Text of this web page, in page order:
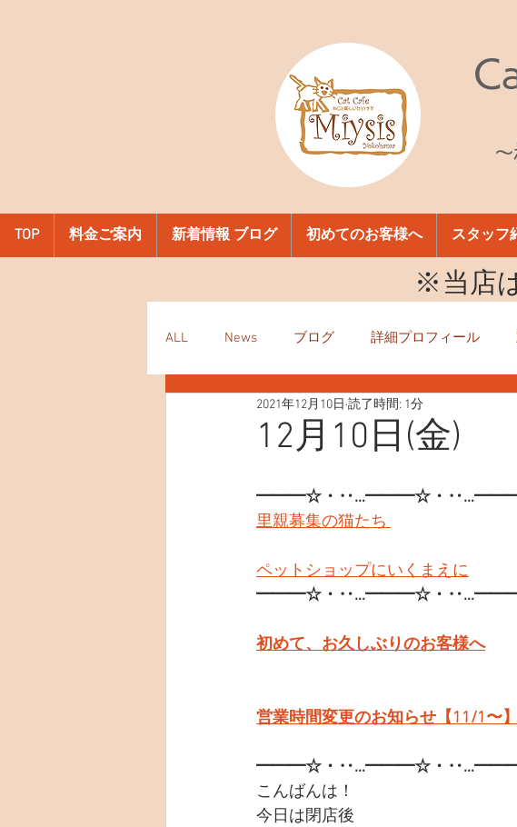
TOP 料金ご案内 新着情報 ブログ 初めてのお客様へ スタッフ
​※当店
ALL News ブログ 詳細プロフィール
12月10日(金)
2021年12月10日 読了時間: 1分
━━━☆・‥…━━━☆・
里親募集の猫たち
ペットショップにいくまえに
━━━☆・‥…━━━☆・
初めて、お久しぶりのお客様へ
営業時間変更のお知らせ【11/1〜】
━━━☆・‥…━━━☆・
こんばんは！
今日は閉店後